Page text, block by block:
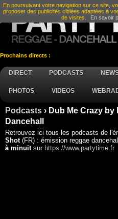
Prochains directs :
DIRECT PODCASTS
PHOTOS VIDEOS
Podcasts › Dub Me Crazy
Dancehall
Retrouvez ici tous les podcasts de
Shot(FR) : émission reggae
à minuitsur https://www.partytime.fr
En poursuivant votre navigation sur ce site,
proposer des publicités ciblées adaptées à
de visites.
En savoir